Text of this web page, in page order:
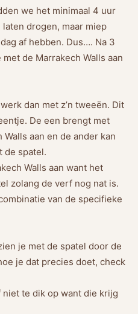
we het minimaal 4 uur
drogen, maar miep
af hebben. Dus…. Na 3
de Marrakech Walls aan
dan met z’n tweeën. Dit
De een brengt met
aan en de ander kan
de spatel.
Walls aan want het
zolang de verf nog nat is.
van de specifieke
je met de spatel door de
je dat precies doet, check
te dik op want die krijg